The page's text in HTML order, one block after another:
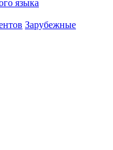
языка
Зарубежные